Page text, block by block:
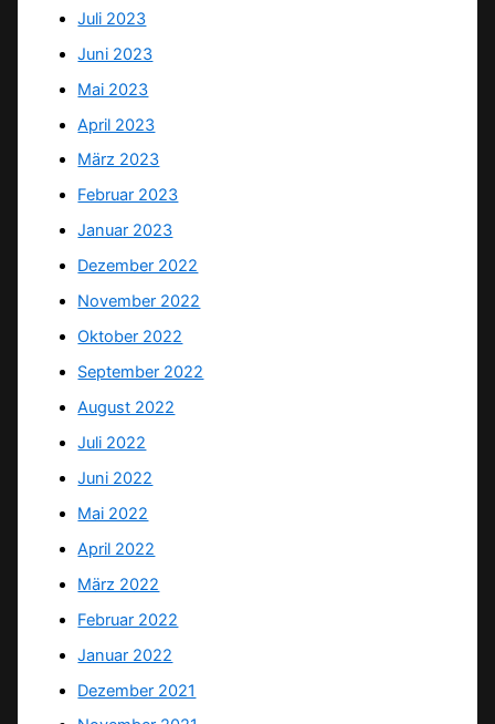
Juli 2023
Juni 2023
Mai 2023
April 2023
März 2023
Februar 2023
Januar 2023
Dezember 2022
November 2022
Oktober 2022
September 2022
August 2022
Juli 2022
Juni 2022
Mai 2022
April 2022
März 2022
Februar 2022
Januar 2022
Dezember 2021